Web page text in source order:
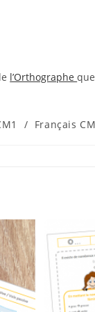
l’Orthographe
/ Français